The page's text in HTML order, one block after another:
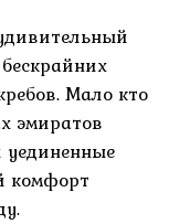
Мало кто
эмиратов
комфорт